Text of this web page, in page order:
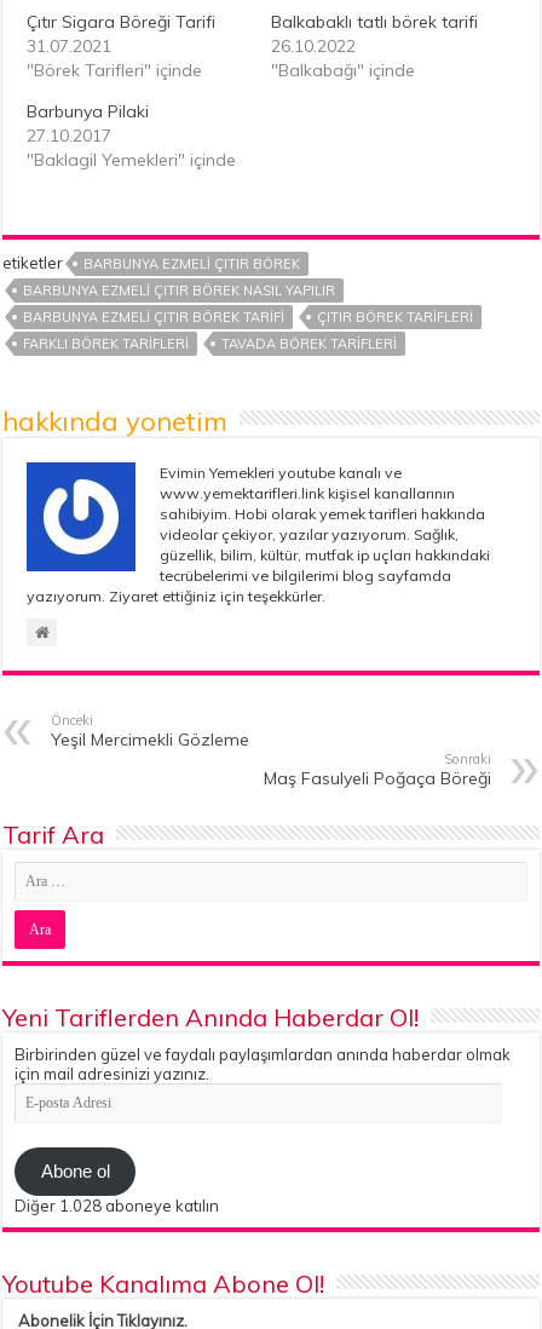
Çıtır Sigara Böreği Tarifi
31.07.2021
"Börek Tarifleri" içinde
Balkabaklı tatlı börek tarifi
26.10.2022
"Balkabağı" içinde
Barbunya Pilaki
27.10.2017
"Baklagil Yemekleri" içinde
etiketler
BARBUNYA EZMELI ÇITIR BÖREK
BARBUNYA EZMELI ÇITIR BÖREK NASIL YAPILIR
BARBUNYA EZMELI ÇITIR BÖREK TARIFI
ÇITIR BÖREK TARIFLERI
FARKLI BÖREK TARIFLERI
TAVADA BÖREK TARIFLERI
hakkında yonetim
Evimin Yemekleri youtube kanalı ve
www.yemektarifleri.link kişisel kanallarının
sahibiyim. Hobi olarak yemek tarifleri hakkında
videolar çekiyor, yazılar yazıyorum. Sağlık,
güzellik, bilim, kültür, mutfak ip uçları hakkındaki
tecrübelerimi ve bilgilerimi blog sayfamda
yazıyorum. Ziyaret ettiğiniz için teşekkürler.
Önceki
Yeşil Mercimekli Gözleme
Sonraki
Maş Fasulyeli Poğaça Böreği
Tarif Ara
Yeni Tariflerden Anında Haberdar Ol!
Birbirinden güzel ve faydalı paylaşımlardan anında haberdar olmak
için mail adresinizi yazınız.
E-
posta
Abone ol
Diğer 1.028 aboneye katılın
Youtube Kanalıma Abone Ol!
Abonelik İçin Tıklayınız.